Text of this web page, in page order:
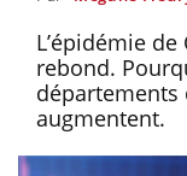
L’épidémie
rebond.
augmentent.